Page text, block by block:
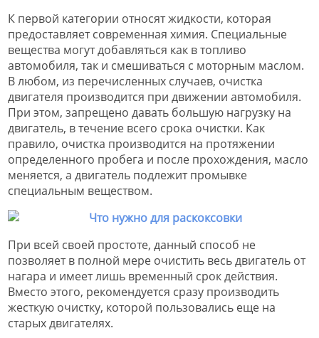
К первой категории относят жидкости, которая
предоставляет современная химия. Специальные
вещества могут добавляться как в топливо
автомобиля, так и смешиваться с моторным маслом.
В любом, из перечисленных случаев, очистка
двигателя производится при движении автомобиля.
При этом, запрещено давать большую нагрузку на
двигатель, в течение всего срока очистки. Как
правило, очистка производится на протяжении
определенного пробега и после прохождения, масло
меняется, а двигатель подлежит промывке
специальным веществом.
При всей своей простоте, данный способ не
позволяет в полной мере очистить весь двигатель от
нагара и имеет лишь временный срок действия.
Вместо этого, рекомендуется сразу производить
жесткую очистку, которой пользовались еще на
старых двигателях.